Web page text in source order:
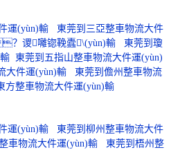
運(yùn)輸
東莞到三亞整車物流大件
？谡囄锪鞔蠹\(yùn)輸
東莞到瓊
東莞到五指山整車物流大件運(yùn)
大件運(yùn)輸
東莞到儋州整車物流
方整車物流大件運(yùn)輸
運(yùn)輸
東莞到柳州整車物流大件
車物流大件運(yùn)輸
東莞到梧州整